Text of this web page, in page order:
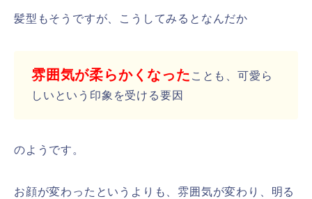
髪型もそうですが、こうしてみるとなんだか
雰囲気が柔らかくなった ことも、可愛ら
しいという印象を受ける要因
のようです。
お顔が変わったというよりも、雰囲気が変わり、明る